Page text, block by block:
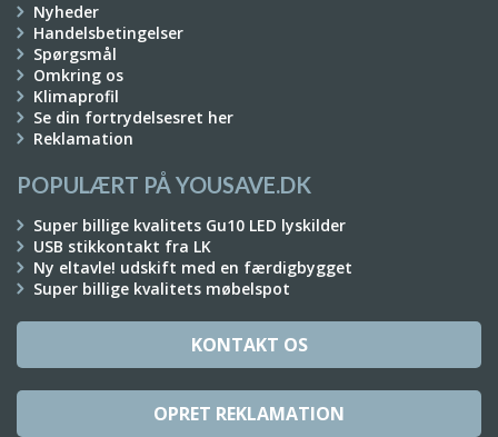
Nyheder
Handelsbetingelser
Spørgsmål
Omkring os
Klimaprofil
Se din fortrydelsesret her
Reklamation
POPULÆRT PÅ YOUSAVE.DK
Super billige kvalitets Gu10 LED lyskilder
USB stikkontakt fra LK
Ny eltavle! udskift med en færdigbygget
Super billige kvalitets møbelspot
KONTAKT OS
OPRET REKLAMATION